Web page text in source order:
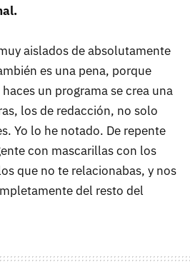
aislados de absolutamente
es una pena, porque
un programa se crea una
los de redacción, no solo
Yo lo he notado. De repente
con mascarillas con los
que no te relacionabas, y nos
del resto del